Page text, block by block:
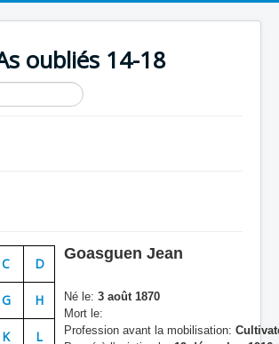
oubliés 14-18
C D
G H
K L
Goasguen Jean
Né le: 3 août 1870
Mort le:
Profession avant la mobilisation: